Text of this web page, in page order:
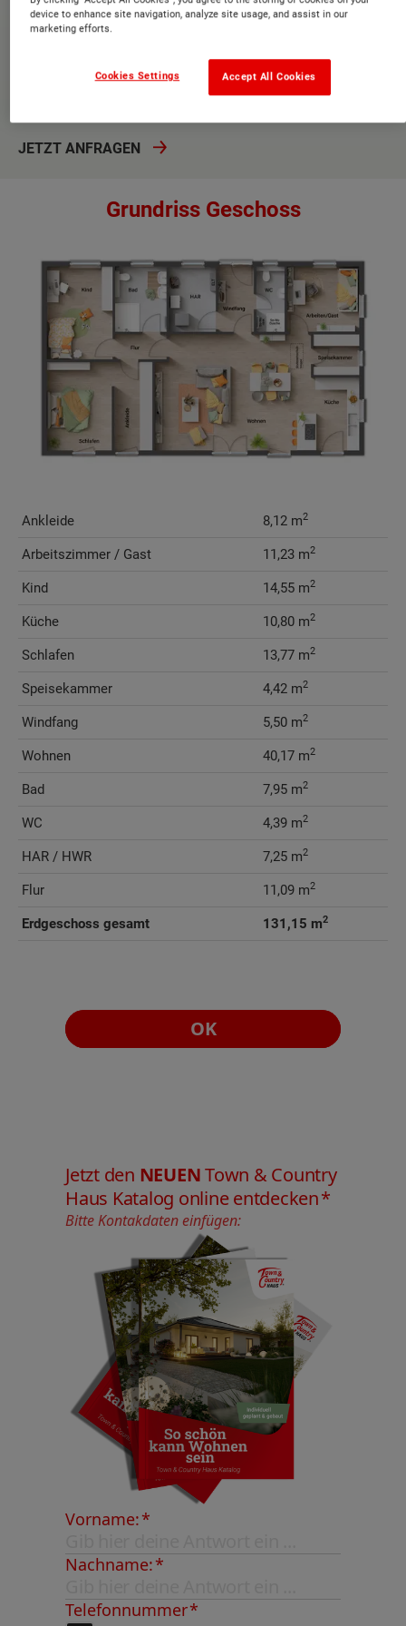
Zwei große Schlafräume
Weitläufiger Wohnbereich
Bad mit großer Dusche statt Wanne
JETZT ANFRAGEN
Grundriss Geschoss
Ankleide 8,12 m2
Arbeitszimmer / Gast 11,23 m2
Kind 14,55 m2
Küche 10,80 m2
Schlafen 13,77 m2
Speisekammer 4,42 m2
Windfang 5,50 m2
Wohnen 40,17 m2
Bad 7,95 m2
WC 4,39 m2
HAR / HWR 7,25 m2
Flur 11,09 m2
Erdgeschoss gesamt 131,15 m2
device to enhance site navigation, analyze site usage, and assist in our
marketing efforts.
Accept All Cookies
Cookies Settings